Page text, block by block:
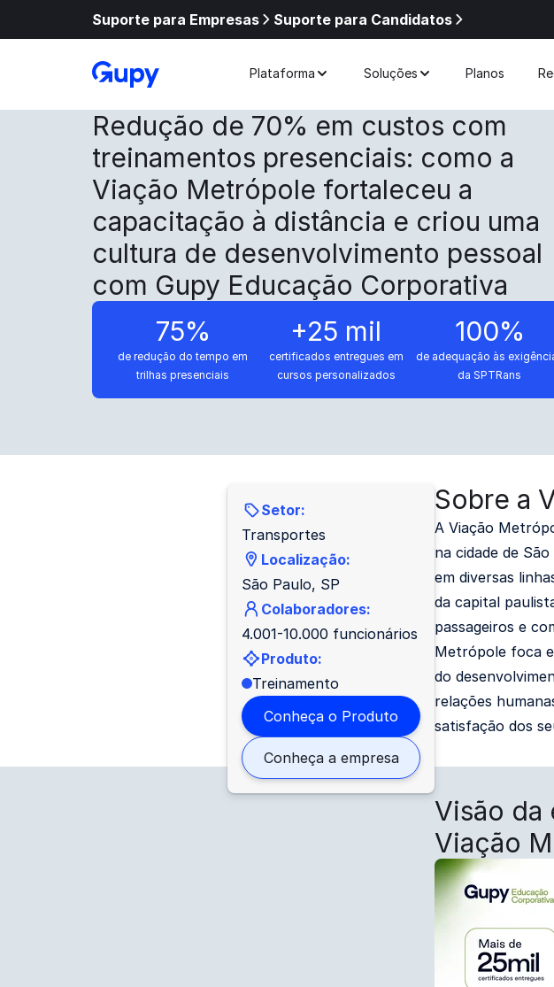
Suporte para Empresas Suporte para Candidatos
Plataforma Soluções Planos
Redução de 70% em custos com
treinamentos presenciais: como a
Viação Metrópole fortaleceu a
capacitação à distância e criou uma
cultura de desenvolvimento pessoal
com Gupy Educação Corporativa
75%
de redução do tempo em
trilhas presenciais
+25 mil
certificados entregues em
cursos personalizados
100%
de adequação às
da SPTRans
Setor:
Transportes
Localização:
São Paulo, SP
Colaboradores:
4.001-10.000 funcionários
Produto:
Treinamento
Conheça o Produto
Conheça a empresa
Sobre a
A Viação
na cidade de
em diversas
da capital
passageiros e
Metrópole foca
do
relações
satisfação dos
Visão da
Viação